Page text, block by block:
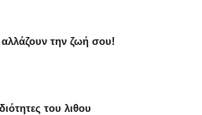
αλλάζουν την ζωή σου!
του λιθου